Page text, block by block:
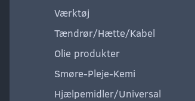
Værktøj
Tændrør/Hætte/Kabel
Olie produkter
Smøre-Pleje-Kemi
Hjælpemidler/Universal